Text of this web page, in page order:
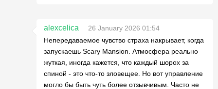
alexcelica
26 January 2026 01:54
Непередаваемое чувство страха накрывает, когда
запускаешь Scary Mansion. Атмосфера реально
жуткая, иногда кажется, что каждый шорох за
спиной - это что-то зловещее. Но вот управление
могло бы быть чуть более отзывчивым. Часто не